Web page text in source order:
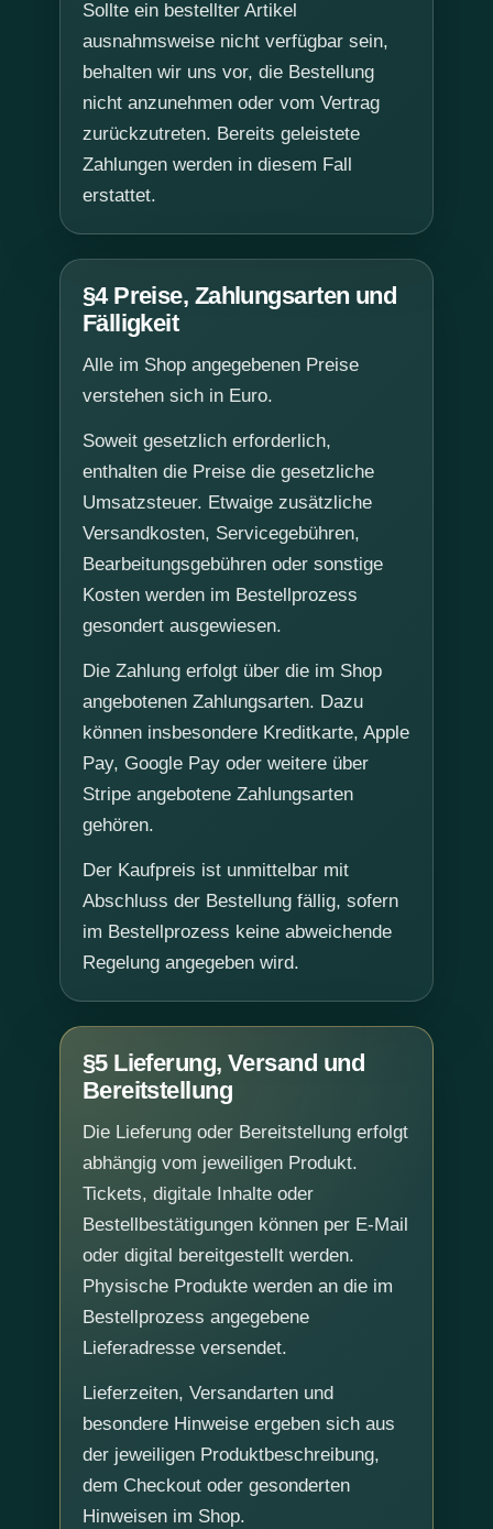
Sollte ein bestellter Artikel
ausnahmsweise nicht verfügbar sein,
behalten wir uns vor, die Bestellung
nicht anzunehmen oder vom Vertrag
zurückzutreten. Bereits geleistete
Zahlungen werden in diesem Fall
erstattet.
§4 Preise, Zahlungsarten und
Fälligkeit
Alle im Shop angegebenen Preise
verstehen sich in Euro.
Soweit gesetzlich erforderlich,
enthalten die Preise die gesetzliche
Umsatzsteuer. Etwaige zusätzliche
Versandkosten, Servicegebühren,
Bearbeitungsgebühren oder sonstige
Kosten werden im Bestellprozess
gesondert ausgewiesen.
Die Zahlung erfolgt über die im Shop
angebotenen Zahlungsarten. Dazu
können insbesondere Kreditkarte, Apple
Pay, Google Pay oder weitere über
Stripe angebotene Zahlungsarten
gehören.
Der Kaufpreis ist unmittelbar mit
Abschluss der Bestellung fällig, sofern
im Bestellprozess keine abweichende
Regelung angegeben wird.
§5 Lieferung, Versand und
Bereitstellung
Die Lieferung oder Bereitstellung erfolgt
abhängig vom jeweiligen Produkt.
Tickets, digitale Inhalte oder
Bestellbestätigungen können per E-Mail
oder digital bereitgestellt werden.
Physische Produkte werden an die im
Bestellprozess angegebene
Lieferadresse versendet.
Lieferzeiten, Versandarten und
besondere Hinweise ergeben sich aus
der jeweiligen Produktbeschreibung,
dem Checkout oder gesonderten
Hinweisen im Shop.